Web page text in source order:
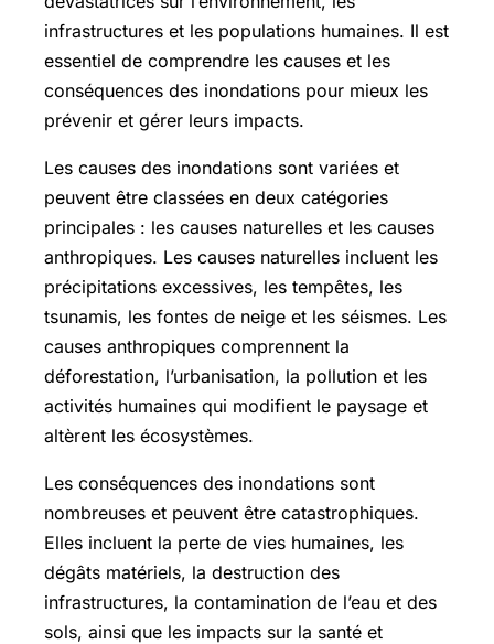
infrastructures et les populations humaines. Il est
essentiel de comprendre les causes et les
conséquences des inondations pour mieux les
prévenir et gérer leurs impacts.
Les causes des inondations sont variées et
peuvent être classées en deux catégories
principales : les causes naturelles et les causes
anthropiques. Les causes naturelles incluent les
précipitations excessives, les tempêtes, les
tsunamis, les fontes de neige et les séismes. Les
causes anthropiques comprennent la
déforestation, l’urbanisation, la pollution et les
activités humaines qui modifient le paysage et
altèrent les écosystèmes.
Les conséquences des inondations sont
nombreuses et peuvent être catastrophiques.
Elles incluent la perte de vies humaines, les
dégâts matériels, la destruction des
infrastructures, la contamination de l’eau et des
sols, ainsi que les impacts sur la santé et